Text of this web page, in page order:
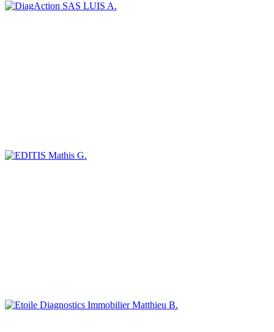
LUIS A.
Mathis G.
Matthieu B.